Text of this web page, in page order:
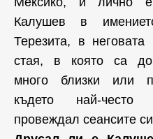
Калушев в
Терезита, в неговата
стая, в която са
много близки или
където най-
провеждал сеансите